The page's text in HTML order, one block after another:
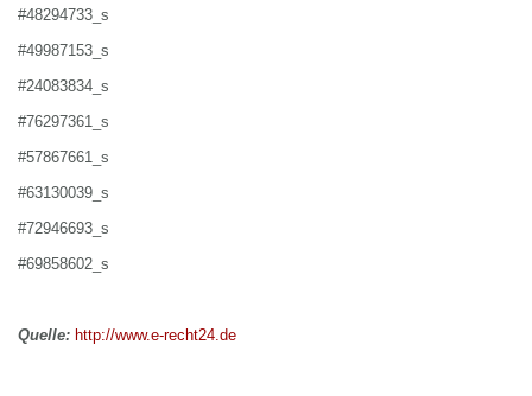
#48294733_s
#49987153_s
#24083834_s
#76297361_s
#57867661_s
#63130039_s
#72946693_s
#69858602_s
Quelle: http://www.e-recht24.de